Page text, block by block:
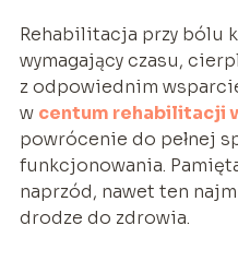
Rehabilitacja przy bólu
wymagający czasu,
z odpowiednim
w centum rehabilitacji
powrócenie do pełnej
funkcjonowania.
naprzód, nawet ten
drodze do zdrowia.